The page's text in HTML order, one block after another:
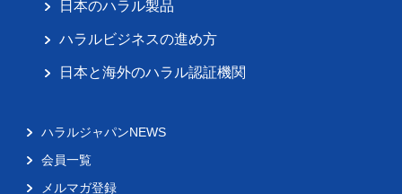
日本のハラル製品
ハラルビジネスの進め方
日本と海外のハラル認証機関
ハラルジャパンNEWS
会員一覧
メルマガ登録